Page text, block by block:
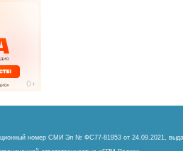
номер СМИ Эл № ФС77-81953 от 24.09.2021,